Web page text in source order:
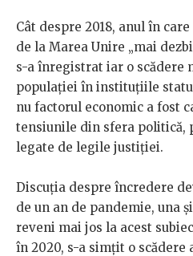
Cât despre 2018, anul în
de la Marea Unire „mai
s-a înregistrat iar o scădere
populației în instituțiile
nu factorul economic a fost
tensiunile din sfera politică,
legate de legile justiției.
Discuția despre încredere
de un an de pandemie, una
reveni mai jos la acest
în 2020, s-a simțit o